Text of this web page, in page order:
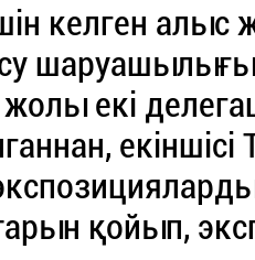
келген
су
екі
қойып,